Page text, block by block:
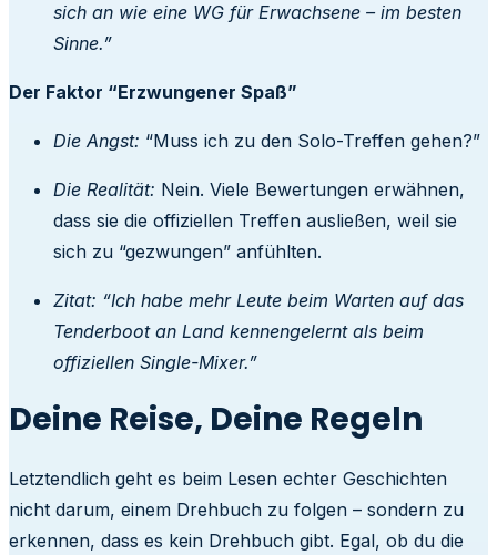
sich an wie eine WG für Erwachsene – im besten
Sinne.”
Der Faktor “Erzwungener Spaß”
Die Angst: “Muss ich zu den Solo-Treffen gehen?”
Die Realität: Nein. Viele Bewertungen erwähnen,
dass sie die offiziellen Treffen ausließen, weil sie
sich zu “gezwungen” anfühlten.
Zitat: “Ich habe mehr Leute beim Warten auf das
Tenderboot an Land kennengelernt als beim
offiziellen Single-Mixer.”
Deine Reise, Deine Regeln
Letztendlich geht es beim Lesen echter Geschichten
nicht darum, einem Drehbuch zu folgen – sondern zu
erkennen, dass es kein Drehbuch gibt. Egal, ob du die